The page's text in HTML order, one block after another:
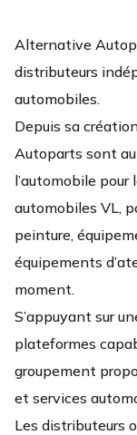
Alternative
distributeurs
automobiles.
Depuis sa
Autoparts sont
l’automobile pour
automobiles VL,
peinture,
équipements
moment.
S’appuyant sur
plateformes
groupement
et services
Les distributeurs